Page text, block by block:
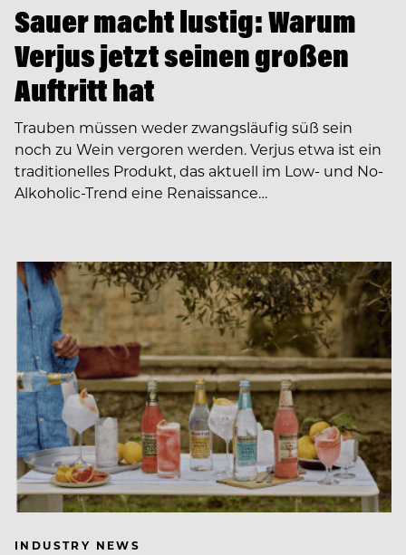
Sauer macht lustig: Warum
Verjus jetzt seinen großen
Auftritt hat
Trauben müssen weder zwangsläufig süß sein
noch zu Wein vergoren werden. Verjus etwa ist ein
traditionelles Produkt, das aktuell im Low- und No-
Alkoholic-Trend eine Renaissance…
INDUSTRY NEWS